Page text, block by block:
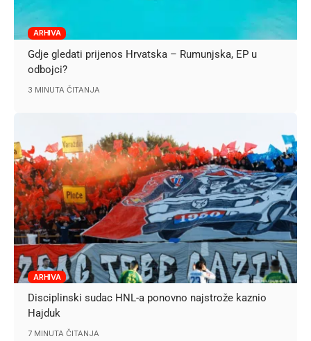
ARHIVA
Gdje gledati prijenos Hrvatska – Rumunjska, EP u
odbojci?
3 MINUTA ČITANJA
ARHIVA
Disciplinski sudac HNL-a ponovno najstrože kaznio
Hajduk
7 MINUTA ČITANJA